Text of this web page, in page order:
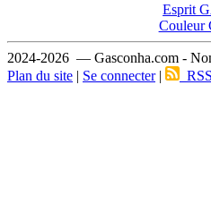
Esprit
Couleur
2024-2026 — Gasconha.com -
Plan du site | Se connecter|